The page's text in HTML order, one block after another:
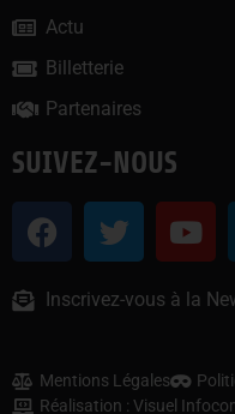
Actu
Billetterie
Partenaires
SUIVEZ-NOUS
Inscrivez-vous à la
Mentions Légales
Réalisation : Visuel